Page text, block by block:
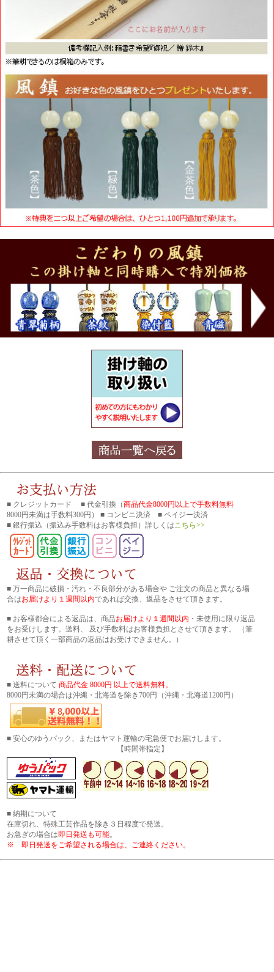
■ クレジットカード ■ 代金引換（商品代金8000円以上で手数料無料
8000円未満は手数料300円） ■ コンビニ決済 ■ ペイジー決済
■ 銀行振込 （振込み手数料はお客様負担）詳しくは こちら>>
■ 万一商品に破損・汚れ・不良部分がある場合や ご注文の商品と異なる場
合はお届けより１週間以内であれば交換、返品をさせて頂きます。
■ お客様都合による返品は、商品お届けより１週間以内 ・未使用に限り返品
をお受けします。送料、 及び手数料はお客様負担とさせて頂きます。 （筆
耕させて頂く一部商品の返品はお受けできません。）
■ 送料について 商品代金 8000円 以上で送料無料。
8000円未満の場合は沖縄・北海道を除き700円（沖縄・北海道1200円）
■ 安心のゆうパック、またはヤマト運輸の宅急便でお届けします。
【時間帯指定】
■ 納期について
在庫切れ、特殊工芸作品を除き３日程度で発送。
お急ぎの場合は即日発送も可能。
※ 即日発送をご希望される場合は、ご連絡ください。